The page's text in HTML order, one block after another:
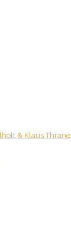
& Klaus Thrane